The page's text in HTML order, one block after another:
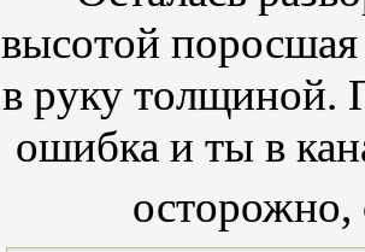
высотой поросшая
в руку толщиной.
ошибка и ты в
осторожно,